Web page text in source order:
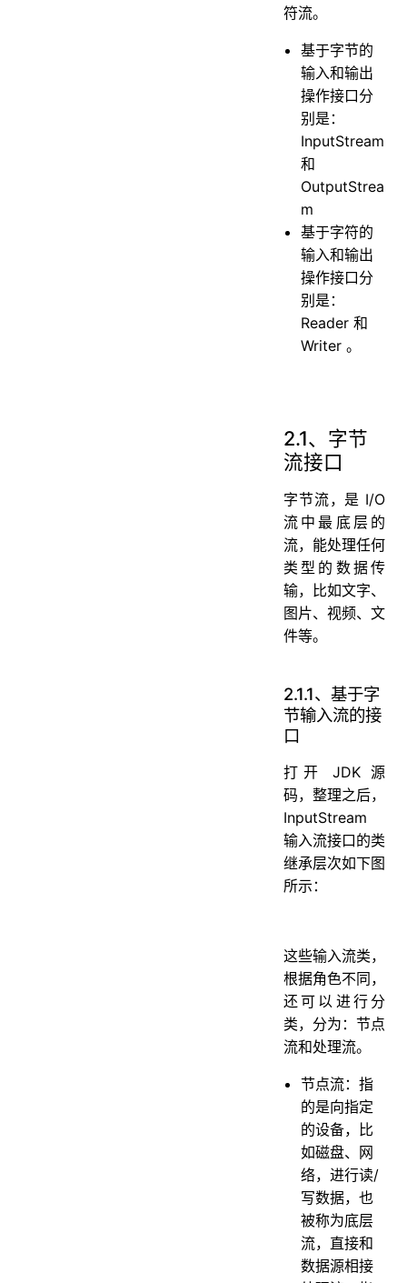
符流。
基于字节的
输入和输出
操作接口分
别是：
InputStream
和
OutputStrea
m
基于字符的
输入和输出
操作接口分
别是：
Reader 和
Writer 。
2.1、字节
流接口
字节流，是 I/O
流中最底层的
流，能处理任何
类型的数据传
输，比如文字、
图片、视频、文
件等。
2.1.1、基于字
节输入流的接
口
打开 JDK 源
码，整理之后，
InputStream
输入流接口的类
继承层次如下图
所示：
这些输入流类，
根据角色不同，
还可以进行分
类，分为：节点
流和处理流。
节点流：指
的是向指定
的设备，比
如磁盘、网
络，进行读/
写数据，也
被称为底层
流，直接和
数据源相接